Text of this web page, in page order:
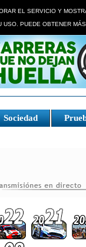
EL SERVICIO Y
PUEDE OBTENER